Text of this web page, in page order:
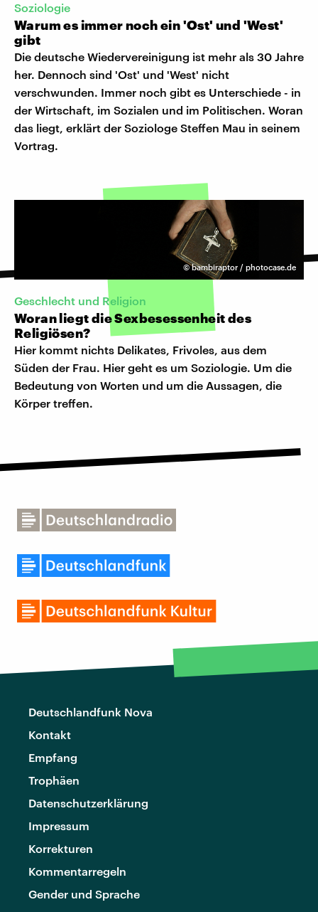
Soziologie
Warum es immer noch ein 'Ost' und 'West'
gibt
Die deutsche Wiedervereinigung ist mehr als 30 Jahre
her. Dennoch sind 'Ost' und 'West' nicht
verschwunden. Immer noch gibt es Unterschiede - in
der Wirtschaft, im Sozialen und im Politischen. Woran
das liegt, erklärt der Soziologe Steffen Mau in seinem
Vortrag.
©bambiraptor / photocase.de
Geschlecht und Religion
Woran liegt die Sexbesessenheit des
Religiösen?
Hier kommt nichts Delikates, Frivoles, aus dem
Süden der Frau. Hier geht es um Soziologie. Um die
Bedeutung von Worten und um die Aussagen, die
Körper treffen.
Deutschlandfunk Nova
Kontakt
Empfang
Trophäen
Datenschutzerklärung
Impressum
Korrekturen
Kommentarregeln
Gender und Sprache